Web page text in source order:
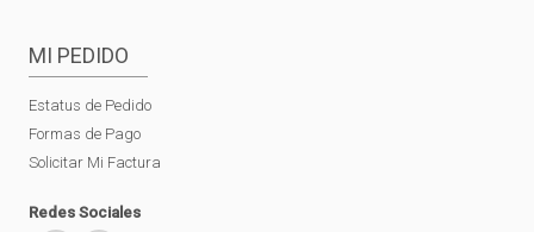
MI PEDIDO
Estatus de Pedido
Formas de Pago
Solicitar Mi Factura
Redes Sociales